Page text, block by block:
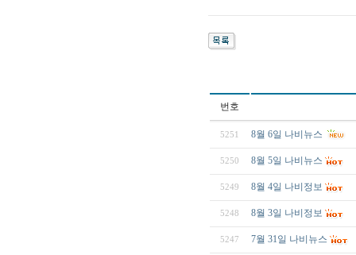
번호
5251 8월 6일 나비뉴스
5250 8월 5일 나비뉴스
5249 8월 4일 나비정보
5248 8월 3일 나비정보
5247 7월 31일 나비뉴스